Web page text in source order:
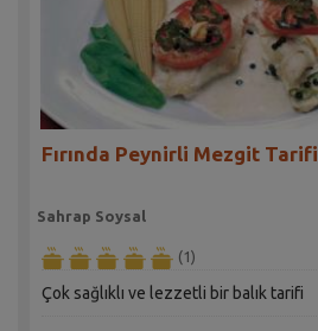
Fırında Peynirli Mezgit Tarifi
Sahrap Soysal
(1)
Çok sağlıklı ve lezzetli bir balık tarifi